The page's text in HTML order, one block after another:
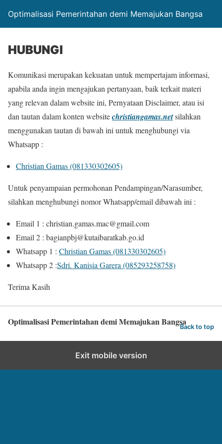
Optimalisasi Pemerintahan demi Memajukan Bangsa
HUBUNGI
Komunikasi merupakan kekuatan untuk mempertajam informasi,
apabila anda ingin mengajukan pertanyaan, baik terkait materi
yang relevan dalam website ini, Pernyataan Disclaimer, atau isi
dan tautan dalam konten websitechristiangamas.netsilahkan
menggunakan tautan di bawah ini untuk menghubungi via
Whatsapp :
Christian Gamas (081330302605)
Untuk penyampaian permohonan Pendampingan/Narasumber,
silahkan menghubungi nomor Whatsapp/email dibawah ini :
Email 1 : christian.gamas.mac@gmail.com
Email 2 : bagianpbj@kutaibaratkab.go.id
Whatsapp 1 : Christian Gamas (081330302605)
Whatsapp 2 :Sdri. Kanisia Garera (085293258758)
Terima Kasih
Optimalisasi Pemerintahan demi Memajukan BangsaBack to top
Exit mobile version